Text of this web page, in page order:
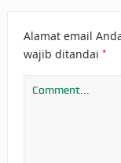
Alamat email
wajib ditandai *